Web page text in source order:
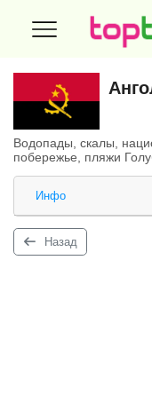
Водопады, скалы,
побережье, пляжи
Инфо
Назад